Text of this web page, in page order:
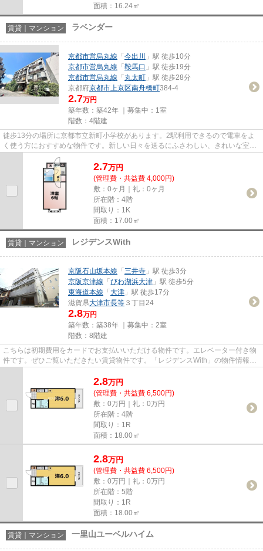
面積：16.24㎡
賃貸｜マンション ラベンダー
京都市営烏丸線 「 今出川
」駅 徒歩10分
京都市営烏丸線 「 鞍馬口 」駅 徒歩19分
京都市営烏丸線 「 丸太町 」駅 徒歩28分
京都府京都市上京区南舟橋町384-4
2.7万円
築年数：築42年 ｜募集中： 1室
階数：4階建
徒歩13分の場所に京都市立新町小学校があります。2駅利用できるので電車をよ
く使う方におすすめな物件です。新しい日々を送るにふさわしい、きれいな室内
です。当社イチオシの物件の「...
2.7万円
(管理費・共益費 4,000円)
敷：0ヶ月｜礼：0ヶ月
所在階：4階
間取り：1K
面積：17.00㎡
賃貸｜マンション レジデンスWith
京阪石山坂本線 「 三井寺 」駅 徒歩3分
京阪京津線 「 びわ湖浜大津 」駅 徒歩5分
東海道本線 「 大津 」駅 徒歩17分
滋賀県大津市長等 ３丁目24
2.8万円
築年数：築38年 ｜募集中： 2室
階数：8階建
こちらは初期費用をカードでお支払いいただける物件です。エレベーター付き物
件です。ぜひご覧いただきたい賃貸物件です。「レジデンスWith」の物件情報を
2.8万円
(管理費・共益費 6,500円)
敷：0万円｜礼：0万円
所在階：4階
間取り：1R
面積：18.00㎡
2.8万円
(管理費・共益費 6,500円)
敷：0万円｜礼：0万円
所在階：5階
間取り：1R
面積：18.00㎡
賃貸｜マンション 一里山ユーベルハイム